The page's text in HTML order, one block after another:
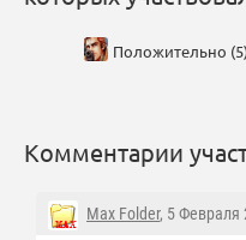
Положительно
Комментарии
Max Folder, 5 Февраля